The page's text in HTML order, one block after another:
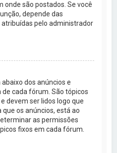
onde são postados. Se você
depende das
pelo administrador
dos anúncios e
cada fórum. São tópicos
devem ser lidos logo que
os anúncios, está ao
as permissões
fixos em cada fórum.